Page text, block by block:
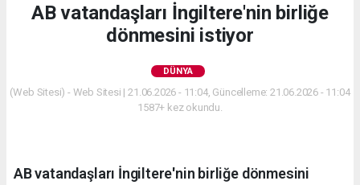
AB vatandaşları İngiltere'nin birliğe
dönmesini istiyor
DÜNYA
(Web Sitesi) - Web Sitesi | 21.06.2026 - 11:04, Güncelleme: 21.06.2026 - 11:04
1587+ kez okundu.
AB vatandaşları İngiltere'nin birliğe dönmesini